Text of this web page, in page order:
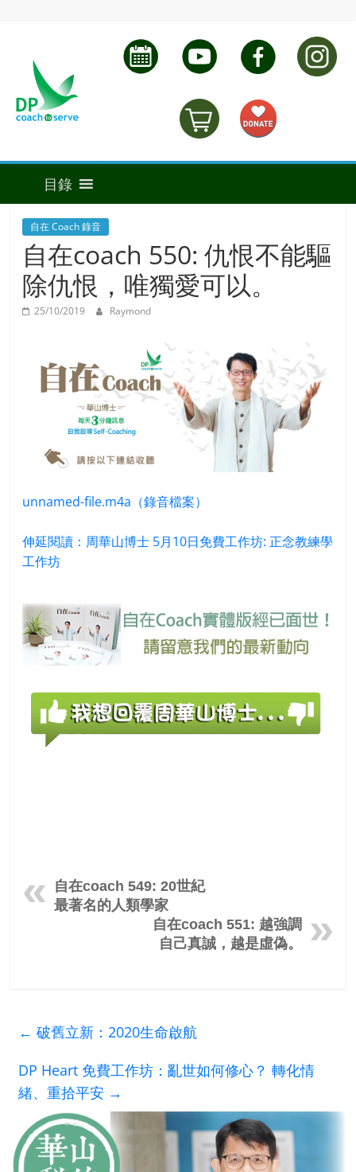
自在 Coach 錄音
自在coach 550: 仇恨不能驅
除仇恨，唯獨愛可以。
25/10/2019 Raymond
unnamed-file.m4a（錄音檔案）
伸延閱讀：周華山博士 5月10日免費工作坊: 正念教練學
工作坊
自在coach 549: 20世紀
最著名的人類學家
自在coach 551: 越強調
自己真誠，越是虛偽。
← 破舊立新：2020生命啟航
DP Heart 免費工作坊：亂世如何修心？ 轉化情
緒、重拾平安 →